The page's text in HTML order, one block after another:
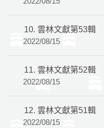
10. 雲林文獻第53輯
2022/08/15
11. 雲林文獻第52輯
2022/08/15
12. 雲林文獻第51輯
2022/08/15